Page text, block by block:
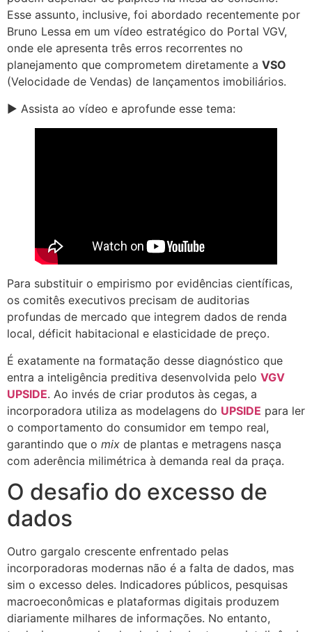
Esse assunto, inclusive, foi abordado recentemente por
Bruno Lessa em um vídeo estratégico do Portal VGV,
onde ele apresenta três erros recorrentes no
planejamento que comprometem diretamente a VSO
(Velocidade de Vendas) de lançamentos imobiliários.
▶️ Assista ao vídeo e aprofunde esse tema:
Para substituir o empirismo por evidências científicas,
os comitês executivos precisam de auditorias
profundas de mercado que integrem dados de renda
local, déficit habitacional e elasticidade de preço.
É exatamente na formatação desse diagnóstico que
entra a inteligência preditiva desenvolvida pelo VGV
UPSIDE. Ao invés de criar produtos às cegas, a
incorporadora utiliza as modelagens do UPSIDE para ler
o comportamento do consumidor em tempo real,
garantindo que o mix de plantas e metragens nasça
com aderência milimétrica à demanda real da praça.
O desafio do excesso de
dados
Outro gargalo crescente enfrentado pelas
incorporadoras modernas não é a falta de dados, mas
sim o excesso deles. Indicadores públicos, pesquisas
macroeconômicas e plataformas digitais produzem
diariamente milhares de informações. No entanto,